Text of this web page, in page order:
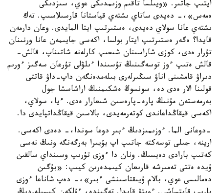
ايتىپ جاتىر. «ويىلسا تاقىم وزىمدىكى عوي، سىزدىكى
ەمەس»،- دەيدى ساتاي ىشتەي قياستانا قارسىلاسىپ. تەك
ىشتەي عانا سولاي دەيدى، ەستىرتىپ ايتا المايدى. وعان دارمەن
قايدا؟ ەگەر ەستىرتىپ ايتار بولسا، اكەسى جايىمەن عانا ورنىنان
تۇرار ەدى، كوزى شاراسىنان شىعىپ كارلەنە شاتىناپ، قالش-
قالش ەتىپ ءوز توسەگىنىڭ تۇسىندا ءىلۋلى تۇرعان سەگىز ءورىم
دىراۋ قامشىنى اناۋ سىڭىرلەرى بىلەمدەنگەن داپ-داۋ قاتتى
قولىنا الار ەدى دە، سونسوڭ ەشكىمنىڭ اراشاسشا جول
بەرمەستەن مۇنىڭ پارە-پارەسىن شىعارار ەدى. ءيا، سولاي،
اكەسى قيقاڭداعاندى كوتەرمەيدى، بالاسىن قيقاڭداتپايدى دا.
-دوعانى الما. ءوزىمىزدىڭ ءبىر دوعا سوندا،- دەدى اكەسى.
ارينە، جىلى توسەكتە جاتىپ اپ بۇيىرا بەرگەنگە ونىڭ نەسى
كەتىپ بارادى دەيسىڭ. ونان دا ءوزى تۇرىپ وسىنداي سالقىن
ۇيدە ەتتى تەمىرشە قارىعان كيىمدەرىن كيىپ: «بۇگىن
دەمالىسى عوي، بالام ۇيىقتاسىنشى ءبىر»،- دەپ شاناعا ءوزى